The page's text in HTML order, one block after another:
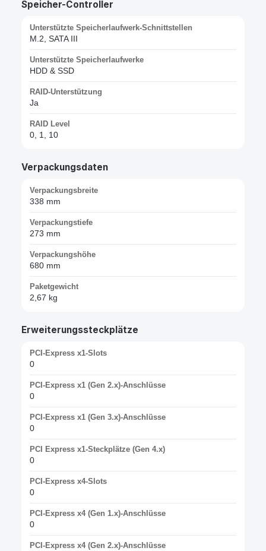
Speicher-Controller
Unterstützte Speicherlaufwerk-Schnittstellen
M.2, SATA III
Unterstützte Speicherlaufwerke
HDD & SSD
RAID-Unterstützung
Ja
RAID Level
0, 1, 10
Verpackungsdaten
Verpackungsbreite
338 mm
Verpackungstiefe
273 mm
Verpackungshöhe
680 mm
Paketgewicht
2,67 kg
Erweiterungssteckplätze
PCI-Express x1-Slots
0
PCI-Express x1 (Gen 2.x)-Anschlüsse
0
PCI-Express x1 (Gen 3.x)-Anschlüsse
0
PCI Express x1-Steckplätze (Gen 4.x)
0
PCI-Express x4-Slots
0
PCI-Express x4 (Gen 1.x)-Anschlüsse
0
PCI-Express x4 (Gen 2.x)-Anschlüsse